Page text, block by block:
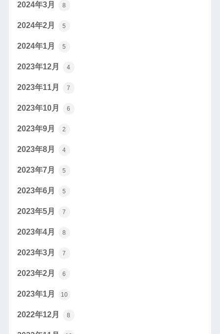
2024年3月 8
2024年2月 5
2024年1月 5
2023年12月 4
2023年11月 7
2023年10月 6
2023年9月 2
2023年8月 4
2023年7月 5
2023年6月 5
2023年5月 7
2023年4月 8
2023年3月 7
2023年2月 6
2023年1月 10
2022年12月 8